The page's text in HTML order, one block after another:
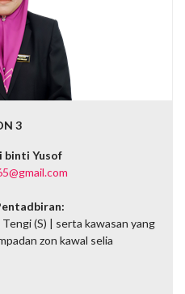
3
binti Yusof
Tengi (S) | serta kawasan yang
zon kawal selia